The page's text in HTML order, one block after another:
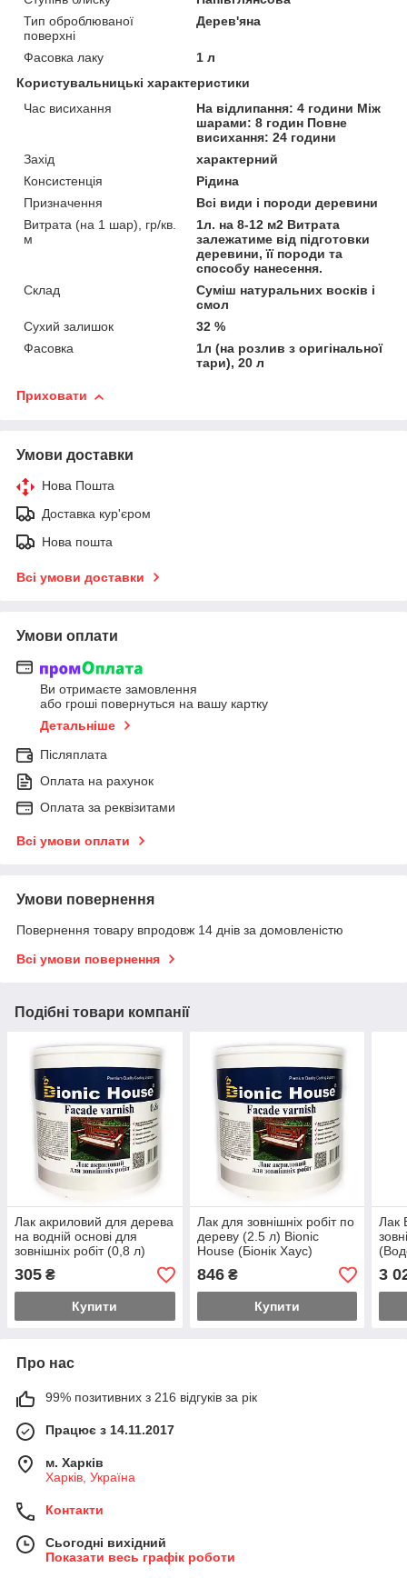
Тип оброблюваної
поверхні
Дерев'яна
Фасовка лаку
1 л
Користувальницькі характеристики
Час висихання
На відлипання: 4 години Між
шарами: 8 годин Повне
висихання: 24 години
Захід
характерний
Консистенція
Рідина
Призначення
Всі види і породи деревини
Витрата (на 1 шар), гр/кв.
м
1л. на 8-12 м2 Витрата
залежатиме від підготовки
деревини, її породи та
способу нанесення.
Склад
Суміш натуральних восків і
смол
Сухий залишок
32 %
Фасовка
1л (на розлив з оригінальної
тари), 20 л
Приховати
Умови доставки
Нова Пошта
Доставка кур'єром
Нова пошта
Всі умови доставки
Умови оплати
Ви отримаєте замовлення
або гроші повернуться на вашу картку
Детальніше
Післяплата
Оплата на рахунок
Оплата за реквізитами
Всі умови оплати
Умови повернення
Повернення товару впродовж 14 днів за домовленістю
Всі умови повернення
Подібні товари компанії
Лак акриловий для дерева
на водній основі для
зовнішніх робіт (0,8 л)
Bionic House (Біоніка
Хаус)
305 ₴
Купити
Лак для зовнішніх робіт по
дереву (2.5 л) Bionic
House (Біонік Хаус)
846₴
Купити
Лак
3
Про нас
99% позитивних з 216 відгуків за рік
Працює з 14.11.2017
м. Харків
Харків, Україна
Контакти
Сьогодні вихідний
Показати весь графік роботи